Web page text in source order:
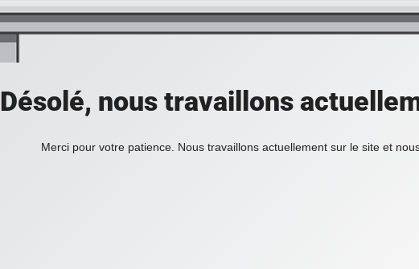
Désolé, nous travaillons
Merci pour votre patience. Nous travaillons actuellement sur le site et